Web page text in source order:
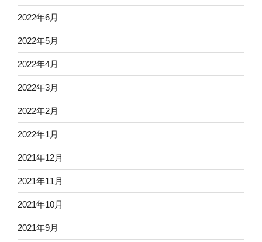
2022年6月
2022年5月
2022年4月
2022年3月
2022年2月
2022年1月
2021年12月
2021年11月
2021年10月
2021年9月